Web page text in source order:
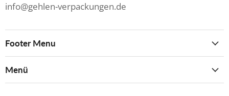
info@gehlen-verpackungen.de
Footer Menu
Menü